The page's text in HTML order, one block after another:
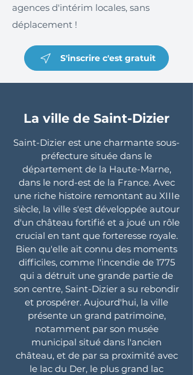
agences d'intérim locales, sans
déplacement !
S'inscrire c'est gratuit
La ville de Saint-Dizier
Saint-Dizier est une charmante sous-
préfecture située dans le
département de la Haute-Marne,
dans le nord-est de la France. Avec
une riche histoire remontant au XIIIe
siècle, la ville s'est développée autour
d'un château fortifié et a joué un rôle
crucial en tant que forteresse royale.
Bien qu'elle ait connu des moments
difficiles, comme l'incendie de 1775
qui a détruit une grande partie de
son centre, Saint-Dizier a su rebondir
et prospérer. Aujourd'hui, la ville
présente un grand patrimoine,
notamment par son musée
municipal situé dans l'ancien
château, et de par sa proximité avec
le lac du Der, le plus grand lac